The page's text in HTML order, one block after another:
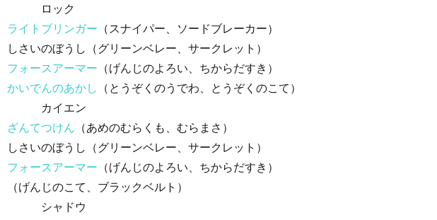
ロック
ライトブリンガー （スナイパー、ソードブレーカー）
しさいのぼうし（グリーンベレー、サークレット）
フォースアーマー （げんじのよろい、ちからだすき）
かいでんのあかし
（とうぞくのうでわ、とうぞくのこて）
カイエン
ざんてつけん （あめのむらくも、むらまさ）
しさいのぼうし（グリーンベレー、サークレット）
フォースアーマー （げんじのよろい、ちからだすき）
（げんじのこて、ブラックベルト）
シャドウ